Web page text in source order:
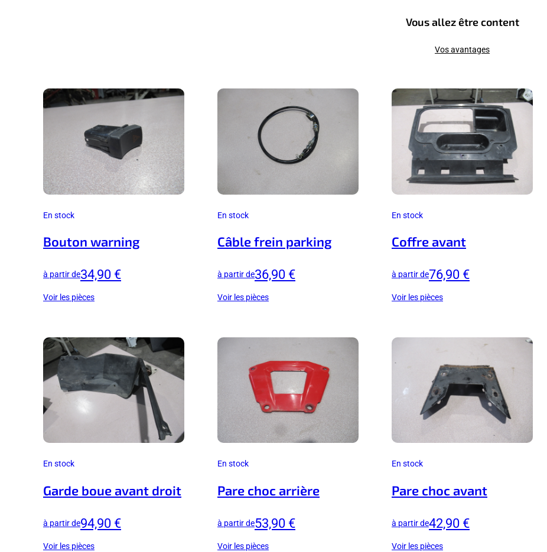
Vous allez être content
Vos avantages
En stock
Bouton warning
à partir de34,90 €
Voir les pièces
En stock
Câble frein parking
à partir de36,90 €
Voir les pièces
En stock
Coffre avant
à partir de76,90 €
Voir les pièces
En stock
Garde boue avant droit
à partir de94,90 €
Voir les pièces
En stock
Pare choc arrière
à partir de53,90 €
Voir les pièces
En stock
Pare choc avant
à partir de42,90 €
Voir les pièces